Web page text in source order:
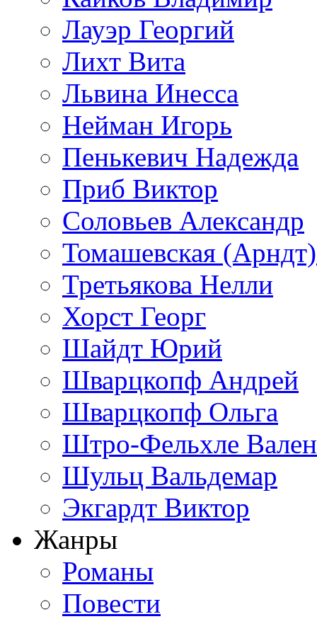
Лауэр Георгий
Лихт Вита
Львина Инесса
Нейман Игорь
Пенькевич Надежда
Приб Виктор
Соловьев Александр
Томашевская
Третьякова Нелли
Хорст Георг
Шайдт Юрий
Шварцкопф Андрей
Шварцкопф Ольга
Штро-Фельхле
Шульц Вальдемар
Экгардт Виктор
Жанры
Романы
Повести